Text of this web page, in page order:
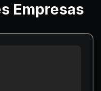
Empresas